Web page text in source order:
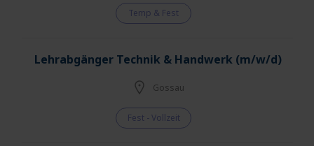
Temp & Fest
Lehrabgänger Technik & Handwerk (m/w/d)
Gossau
Fest - Vollzeit